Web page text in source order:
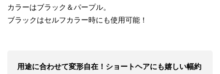
カラーはブラック＆パープル。
ブラックはセルフカラー時にも使用可能！
用途に合わせて変形自在！ショートヘアにも嬉しい幅約